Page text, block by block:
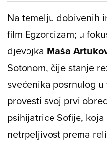
Na temelju dobivenih
film Egzorcizam; u
djevojka Maša
Sotonom, čije stanje
svećenika posrnulog
provesti svoj prvi
psihijatrice Sofije,
netrpeljivost prema